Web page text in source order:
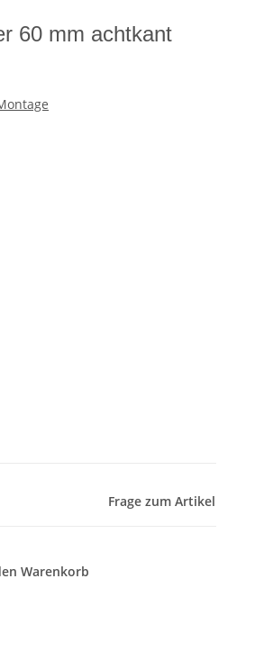
60 mm achtkant
Frage zum Artikel
Warenkorb